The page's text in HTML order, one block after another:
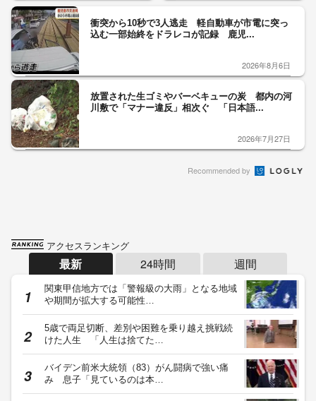
衝突から10秒で3人逃走 軽自動車が市電に突っ
込む一部始終をドラレコが記録 鹿児...
2026年8月6日
放置された生ゴミやバーベキューの炭 都内の河
川敷で「マナー違反」相次ぐ 「日本語...
2026年7月27日
Recommended by
アクセスランキング
最新 24時間 週間
関東甲信地方では「警報級の大雨」となる地域
や期間が拡大する可能性…
5歳で両足切断、差別や困難を乗り越え挑戦続
けた人生 「人生は捨てた…
バイデン前米大統領（83）がん闘病で強い痛
み 息子「見ているのは本…